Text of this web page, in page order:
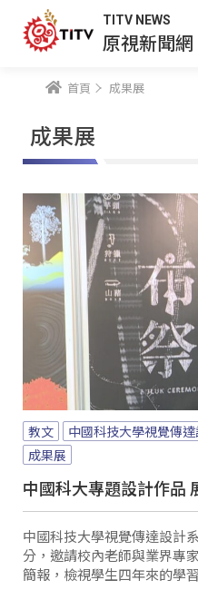
TITV NEWS
原視新聞網
首頁 成果展
成果展
教文 中國科技大學視覺傳
成果展
中國科大專題設計作品
中國科技大學視覺傳達設計
分，邀請校內老師與業界專
簡報，檢視學生四年來的學